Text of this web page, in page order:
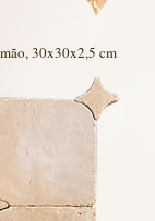
30x30x2,5 cm